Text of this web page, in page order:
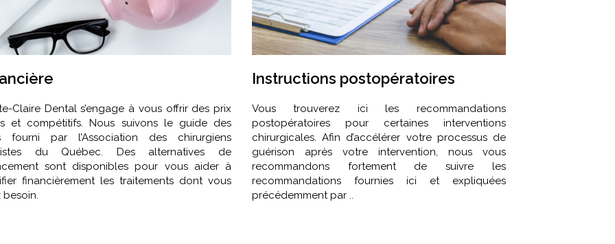
Claire Dental s’engage à vous offrir des prix
et compétitifs. Nous suivons le guide des
fourni par l’Association des chirurgiens
du Québec. Des alternatives de
sont disponibles pour vous aider à
financièrement les traitements dont vous
besoin.
Instructions postopératoires
Vous trouverez ici les recommandations
postopératoires pour certaines interventions
chirurgicales. Afin d’accélérer votre processus de
guérison après votre intervention, nous vous
recommandons fortement de suivre les
recommandations fournies ici et expliquées
précédemment par ..